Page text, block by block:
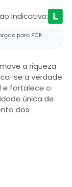
Indicativa:
para PCR
a riqueza
se a verdade
e fortalece o
única de
dos